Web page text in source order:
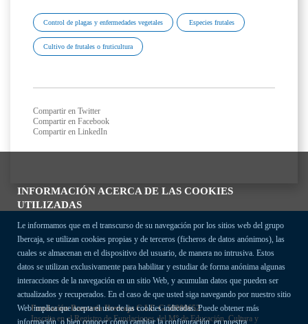
INFORMACIÓN ACERCA DE LAS COOKIES
UTILIZADAS
Le informamos que en el transcurso de su navegación por los sitios web del grupo
Ibercaja, se utilizan cookies propias y de terceros (ficheros de datos anónimos), las
cuales se almacenan en el dispositivo del usuario, de manera no intrusiva. Estos
datos se utilizan exclusivamente para habilitar y estudiar de forma anónima algunas
interacciones de la navegación en un sitio Web, y acumulan datos que pueden ser
actualizados y recuperados. En el caso de que usted siga navegando por nuestro sitio
Web implica que acepta el uso de las cookies indicadas. Puede obtener más
información, o bien conocer cómo cambiar la configuración, en nuestra
Control de plagas y enfermedades vegetales Especies frutales
Cultivo de frutales o fruticultura
Compartir en Twitter
Compartir en Facebook
Compartir en LinkedIn
Fundación Bancaria Ibercaja C.I.F. G-50000652.
Inscrita en el Registro de Fundaciones del Mº de Educación, Cultura y